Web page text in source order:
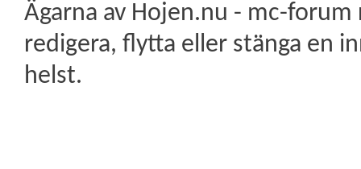
Ägarna av Hojen.nu - mc-
redigera, flytta eller stänga en
helst.